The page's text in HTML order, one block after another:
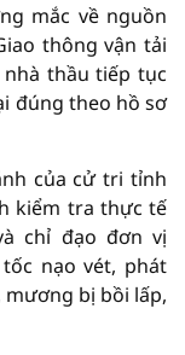
mắc về nguồn
thông vận tải
nhà thầu tiếp tục
đúng theo hồ sơ
của cử tri tỉnh
kiểm tra thực tế
chỉ đạo đơn vị
nạo vét, phát
bị bồi lấp,